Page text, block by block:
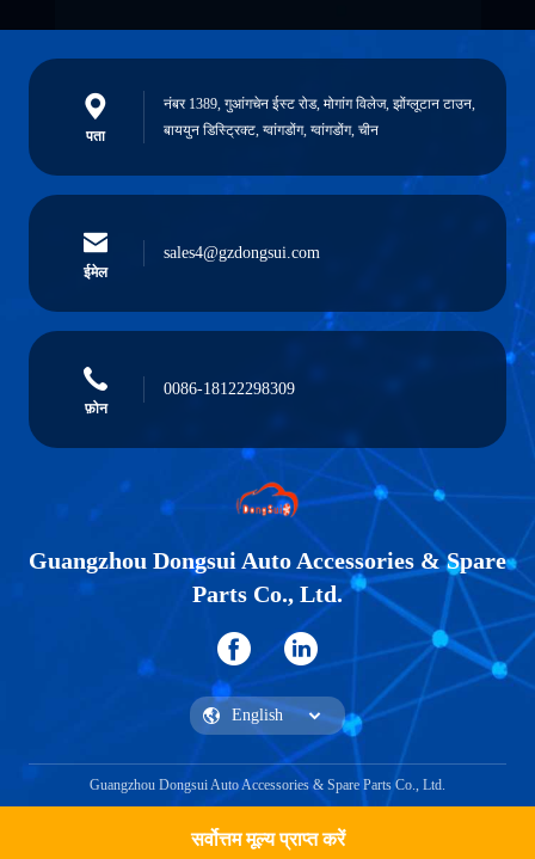
सर्वोत्तम मूल्य प्राप्त करें
पता
नंबर 1389, गुआंगचेन ईस्ट रोड, मोगांग विलेज, झोंग्लूटान टाउन,
बाययुन डिस्ट्रिक्ट, ग्वांगडोंग, ग्वांगडोंग, चीन
ईमेल
sales4@gzdongsui.com
फ़ोन
0086-18122298309
Guangzhou Dongsui Auto Accessories & Spare
Parts Co., Ltd.
Guangzhou Dongsui Auto Accessories & Spare Parts Co., Ltd.
एक कहावत कहना